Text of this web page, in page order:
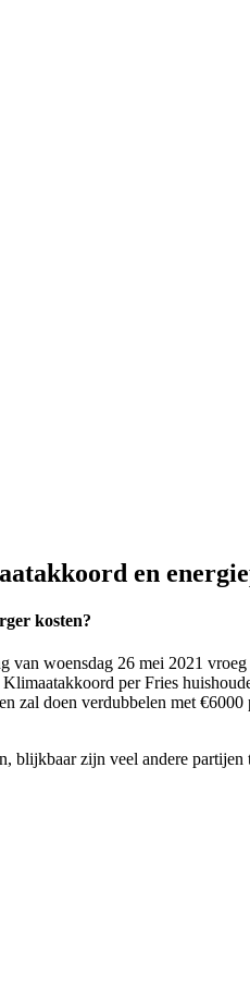
en
kosten?
van woensdag 26 mei 2021
per Fries
zal doen verdubbelen met
blijkbaar zijn veel andere